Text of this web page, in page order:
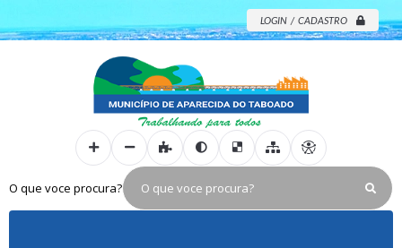
LOGIN / CADASTRO
O que voce procura?